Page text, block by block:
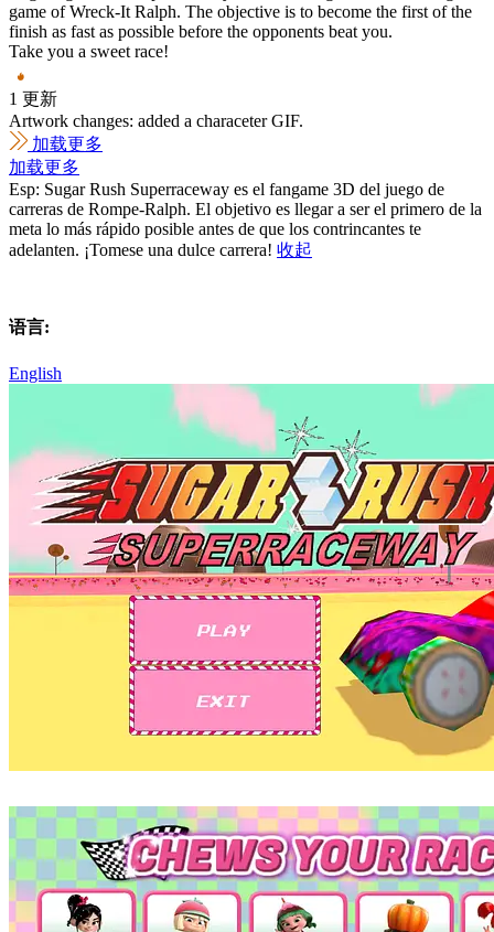
game of Wreck-It Ralph. The objective is to become the first of the
finish as fast as possible before the opponents beat you.
Take you a sweet race!
1 更新
Artwork changes: added a characeter GIF.
加载更多
加载更多
Esp: Sugar Rush Superraceway es el fangame 3D del juego de
carreras de Rompe-Ralph. El objetivo es llegar a ser el primero de la
meta lo más rápido posible antes de que los contrincantes te
adelanten. ¡Tomese una dulce carrera! 收起
语言:
English